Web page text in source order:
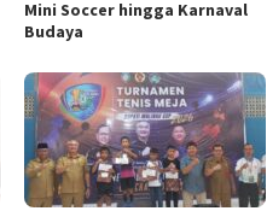
Mini Soccer hingga Karnaval
Budaya